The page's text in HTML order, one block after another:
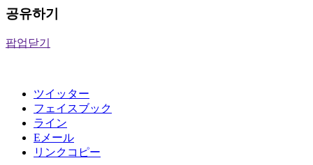
공유하기
팝업닫기
ツイッター
フェイスブック
ライン
Eメール
リンクコピー